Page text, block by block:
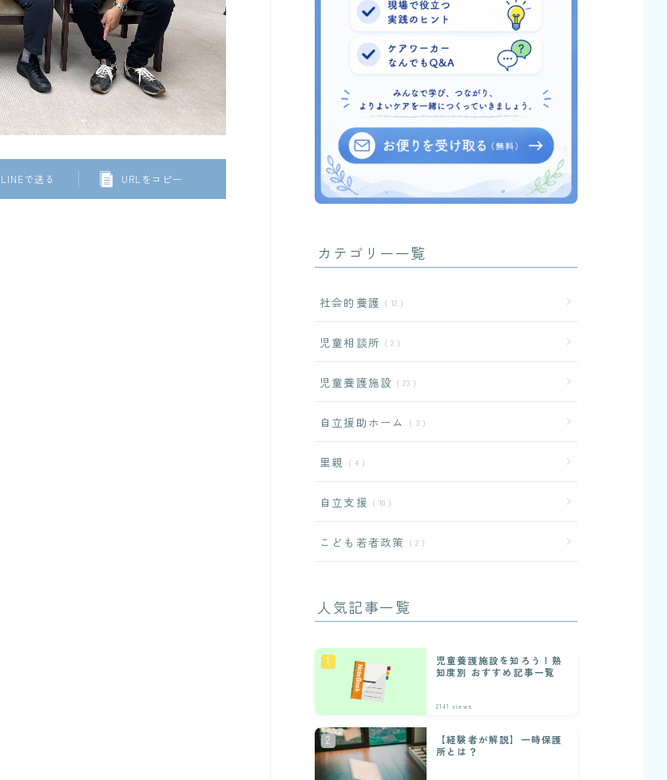
LINEで送る URLをコピー
カテゴリー一覧
社会的養護 12
児童相談所 2
児童養護施設 23
自立援助ホーム 3
里親 4
自立支援 10
こども若者政策 2
人気記事一覧
児童養護施設を知ろう | 熟
知度別 おすすめ記事一覧
2141 views
【経験者が解説】一時保護
所とは？